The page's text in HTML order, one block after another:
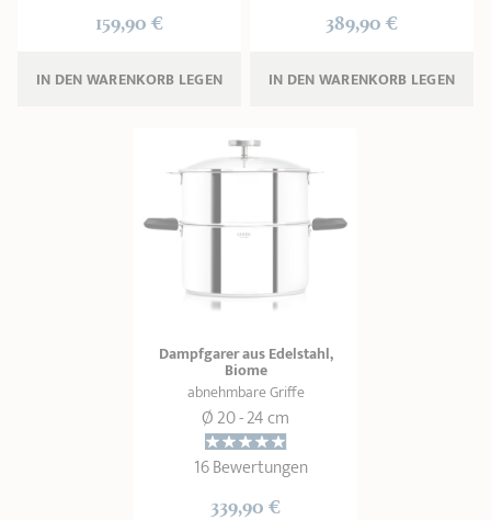
159,90 €
LEGEN
389,90 €
LEGEN
Dampfgarer aus Edelstahl,
Biome
abnehmbare Griffe
Ø 20 - 24 cm
16 Bewertungen
339,90 €